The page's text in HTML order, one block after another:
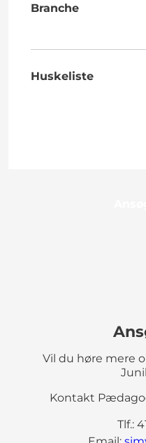
Branche
Huskeliste
Vil du høre mere
Kontakt
Tlf.: